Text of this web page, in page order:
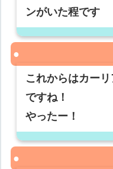
ンがいた程です
これからはカー
ですね！
やったー！